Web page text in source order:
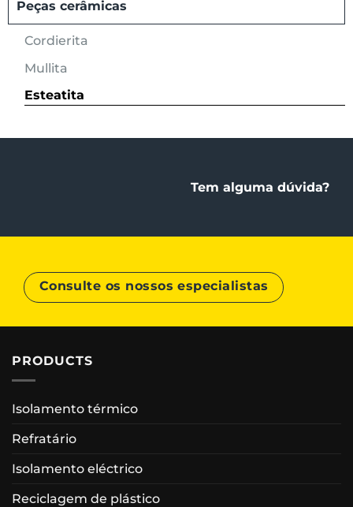
Peças cerâmicas
Cordierita
Mullita
Esteatita
Tem alguma dúvida?
Consulte os nossos especialistas
PRODUCTS
Isolamento térmico
Refratário
Isolamento eléctrico
Reciclagem de plástico